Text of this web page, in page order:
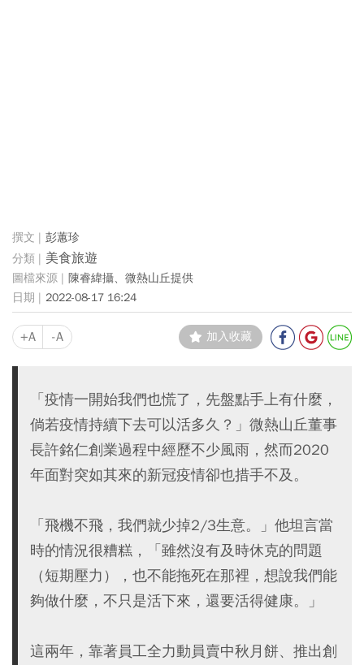
彭蕙珍
美食旅遊
陳睿緯攝、微熱山丘提供
2022-08-17 16:24
+A -A 加入收藏
「疫情一開始我們也慌了，先盤點手上有什麼，
倘若疫情持續下去可以活多久？」微熱山丘董事
長許銘仁創業過程中經歷不少風雨，然而2020
年面對突如其來的新冠疫情卻也措手不及。
「飛機不飛，我們就少掉2/3生意。」他坦言當
時的情況很糟糕，「雖然沒有及時休克的問題
（短期壓力），也不能拖死在那裡，想說我們能
夠做什麼，不只是活下來，還要活得健康。」
這兩年，靠著員工全力動員賣中秋月餅、推出創